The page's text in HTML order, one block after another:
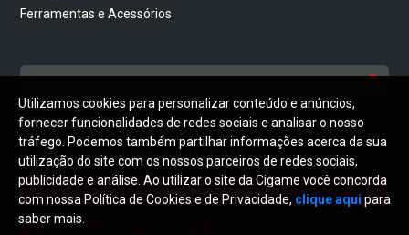
Ferramentas e Acessórios
NEWSLETTER
Receba notícias atualizadas da CIGAME
Quero receber
Utilizamos cookies para personalizar conteúdo e anúncios,
fornecer funcionalidades de redes sociais e analisar o nosso
tráfego. Podemos também partilhar informações acerca da sua
utilização do site com os nossos parceiros de redes sociais,
publicidade e análise. Ao utilizar o site da Cigame você concorda
com nossa Política de Cookies e de Privacidade, clique aqui para
saber mais.